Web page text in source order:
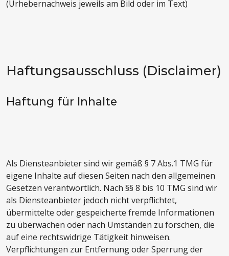
(Urhebernachweis jeweils am Bild oder im Text)
Haftungsausschluss (Disclaimer)
Haftung für Inhalte
Als Diensteanbieter sind wir gemäß § 7 Abs.1 TMG für
eigene Inhalte auf diesen Seiten nach den allgemeinen
Gesetzen verantwortlich. Nach §§ 8 bis 10 TMG sind wir
als Diensteanbieter jedoch nicht verpflichtet,
übermittelte oder gespeicherte fremde Informationen
zu überwachen oder nach Umständen zu forschen, die
auf eine rechtswidrige Tätigkeit hinweisen.
Verpflichtungen zur Entfernung oder Sperrung der